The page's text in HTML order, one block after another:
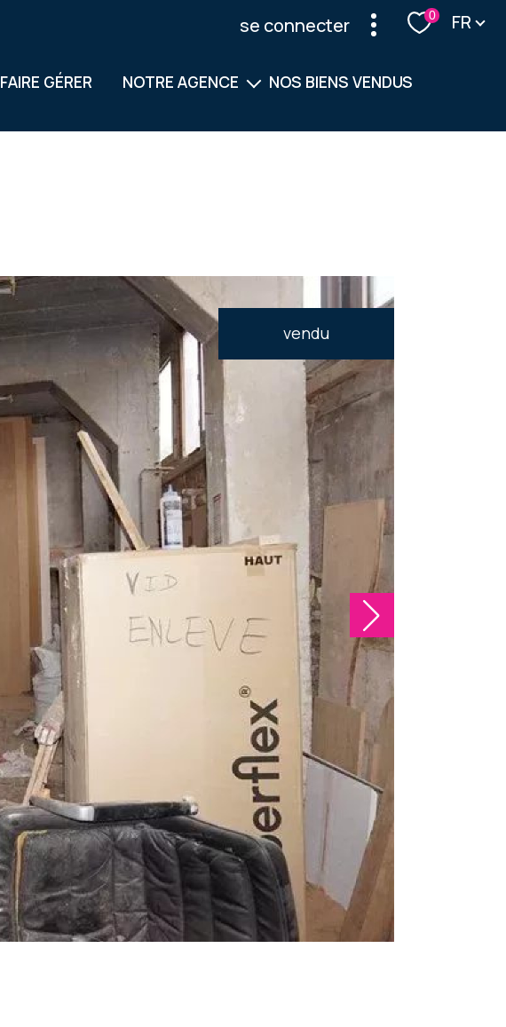
se connecter 0 Langue
FR
FAIRE GÉRER NOTRE AGENCE
Notre équipe
NOS BIENS VENDUS
vendu